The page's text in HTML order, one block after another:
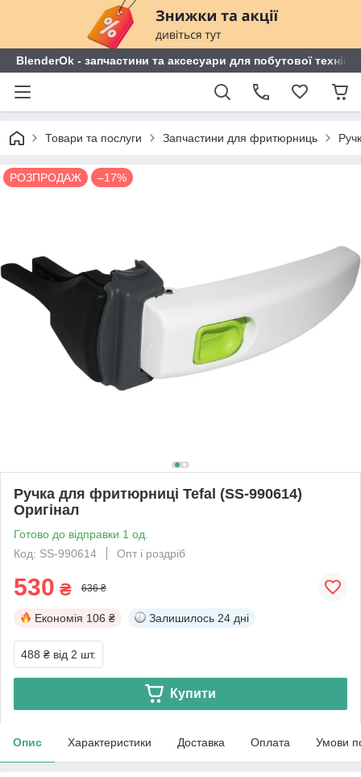
BlenderOk - запчастини та аксесуари для побутової техніки
Товари та послуги Запчастини для фритюрниць
РОЗПРОДАЖ –17%
Ручка для фритюрниці Tefal (SS-990614)
Оригінал
Готово до відправки 1 од.
Код: SS-990614
Опт і роздріб
530 ₴ 636 ₴
Економія 106 ₴ Залишилось 24 дні
488 ₴ від 2 шт.
Купити
Опис Характеристики Доставка Оплата Умови